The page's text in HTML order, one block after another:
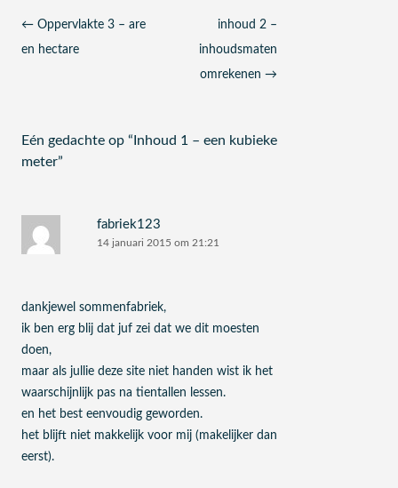
Berichtnavigatie
← Oppervlakte 3 – are
en hectare
inhoud 2 –
inhoudsmaten
omrekenen→
Eén gedachte op “ Inhoud 1 – een kubieke
meter”
fabriek123
14 januari 2015 om 21:21
dankjewel sommenfabriek,
ik ben erg blij dat juf zei dat we dit moesten
doen,
maar als jullie deze site niet handen wist ik het
waarschijnlijk pas na tientallen lessen.
en het best eenvoudig geworden.
het blijft niet makkelijk voor mij (makelijker dan
eerst).